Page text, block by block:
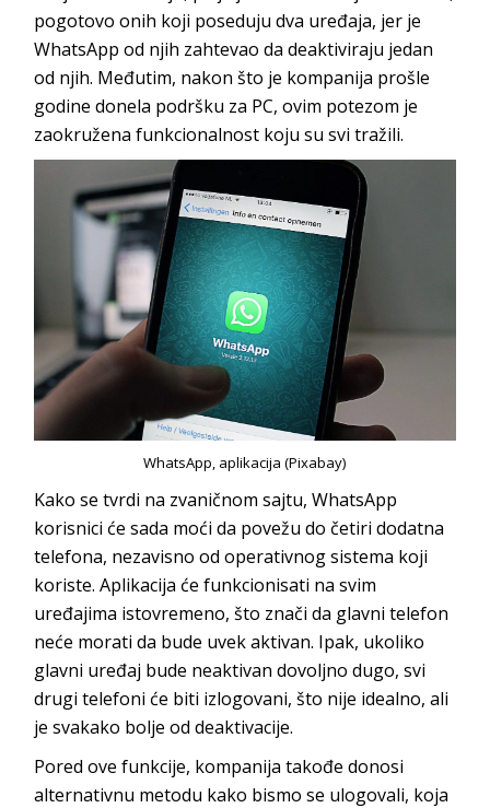
pogotovo onih koji poseduju dva uređaja, jer je
WhatsApp od njih zahtevao da deaktiviraju jedan
od njih. Međutim, nakon što je kompanija prošle
godine donela podršku za PC, ovim potezom je
zaokružena funkcionalnost koju su svi tražili.
WhatsApp, aplikacija (Pixabay)
Kako se tvrdi na zvaničnom sajtu, WhatsApp
korisnici će sada moći da povežu do četiri dodatna
telefona, nezavisno od operativnog sistema koji
koriste. Aplikacija će funkcionisati na svim
uređajima istovremeno, što znači da glavni telefon
neće morati da bude uvek aktivan. Ipak, ukoliko
glavni uređaj bude neaktivan dovoljno dugo, svi
drugi telefoni će biti izlogovani, što nije idealno, ali
je svakako bolje od deaktivacije.
Pored ove funkcije, kompanija takođe donosi
alternativnu metodu kako bismo se ulogovali, koja